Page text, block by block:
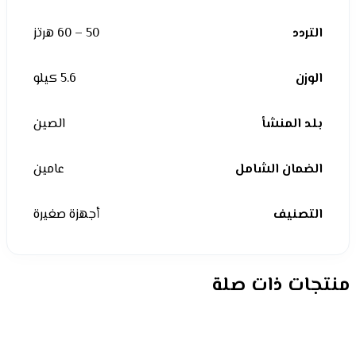
التردد 50 – 60 هرتز
الوزن 5.6 كيلو
بلد المنشأ الصين
الضمان الشامل عامين
التصنيف أجهزة صغيرة
منتجات ذات صلة